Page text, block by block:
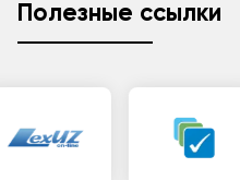
Полезные ссылки